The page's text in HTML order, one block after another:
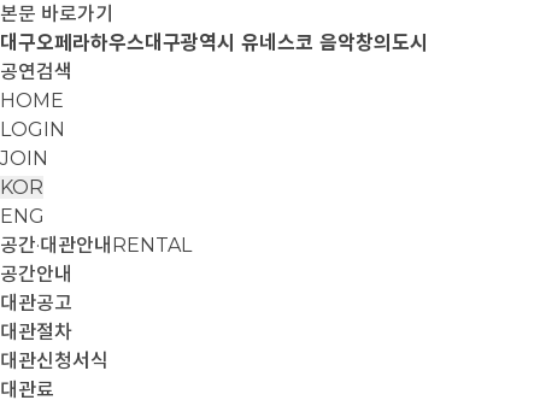
본문 바로가기
대구오페라하우스대구광역시 유네스코 음악창의도시
공연검색
HOME
LOGIN
JOIN
KOR
ENG
공간·대관안내 RENTAL
공간안내
대관공고
대관절차
대관신청서식
대관료